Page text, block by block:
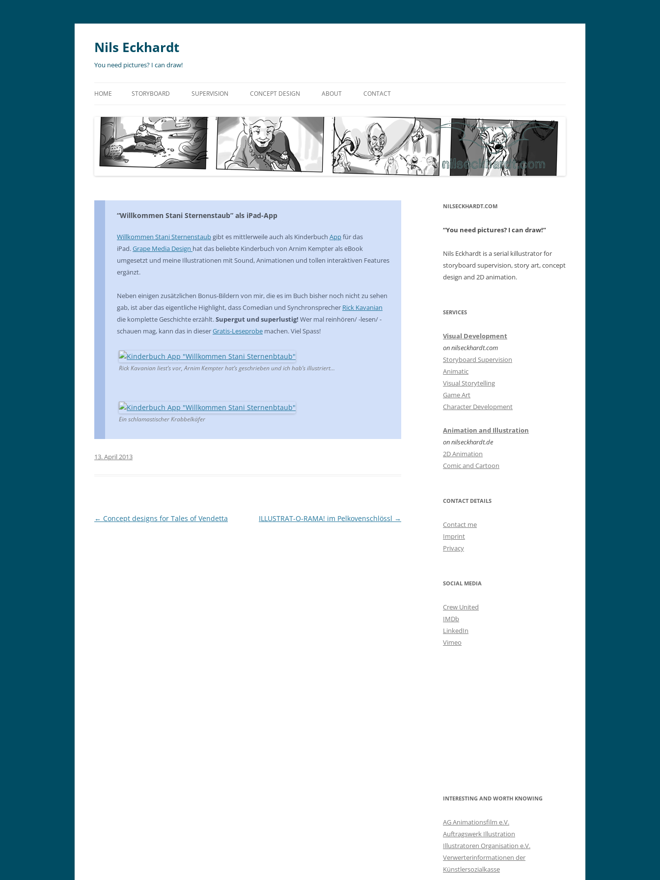
Nils Eckhardt
You need pictures? I can draw!
to
HOME STORYBOARD
ANIMATIC
LIVE ACTION
ADVERTISING
SUPERVISION
ART DIRECTION
CONCEPT DESIGN
GAME ART
PROP DESIGN
ABOUT
FILMOGRAPHY
REFERENCES
CONTACT
PRIVACY
“Willkommen Stani Sternenstaub” als iPad-App
Willkommen Stani Sternenstaubgibt es mittlerweile auch als Kinderbuch Appfür das
iPad.Grape Media Design hat das beliebte Kinderbuch von Arnim Kempter als eBook
umgesetzt und meine Illustrationen mit Sound, Animationen und tollen interaktiven Features
ergänzt.
Neben einigen zusätzlichen Bonus-Bildern von mir, die es im Buch bisher noch nicht zu sehen
gab, ist aber das eigentliche Highlight, dass Comedian und Synchronsprecher Rick Kavanian
die komplette Geschichte erzählt.Supergut und superlustig! Wer mal reinhören/ -lesen/ -
schauen mag, kann das in dieserGratis-Leseprobe machen. Viel Spass!
Rick Kavanian liest’s vor, Arnim Kempter hat’s geschrieben und ich hab’s illustriert…
Ein schlamastischer Krabbelkäfer
13. April 2013
Post
← Concept designs for Tales of Vendetta ILLUSTRAT-O-RAMA! im Pelkovenschlössl →
NILSECKHARDT.COM
“You need pictures? I can draw!”
Nils Eckhardt is a serial killustrator for
storyboard supervision, story art, concept
design and 2D animation.
SERVICES
Visual Development
on nilseckhardt.com
Storyboard Supervision
Animatic
Visual Storytelling
Game Art
Character Development
Animation and Illustration
on nilseckhardt.de
2D Animation
Comic and Cartoon
CONTACT DETAILS
Contact me
Imprint
Privacy
SOCIAL MEDIA
Crew United
IMDb
LinkedIn
Vimeo
INTERESTING AND WORTH KNOWING
AG Animationsfilm e.V.
Auftragswerk Illustration
Illustratoren Organisation e.V.
Verwerterinformationen der
Künstlersozialkasse